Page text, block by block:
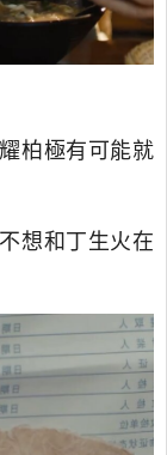
柏極有可能就
想和丁生火在